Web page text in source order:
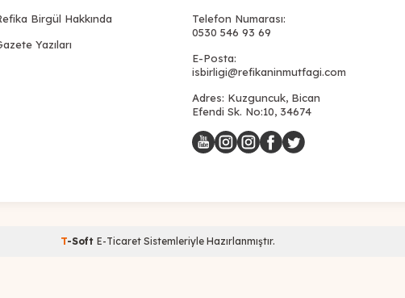
Birgül Hakkında
Yazıları
Telefon Numarası:
0530 546 93 69
E-Posta:
isbirligi@refikaninmutfagi.com
Adres: Kuzguncuk, Bican
Efendi Sk. No:10, 34674
T-Soft E-Ticaret Sistemleriyle Hazırlanmıştır.